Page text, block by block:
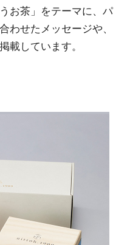
お茶」をテーマに、パ
わせたメッセージや、
載しています。